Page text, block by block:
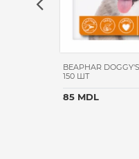
BEAPHAR
150 ШТ
85 MDL